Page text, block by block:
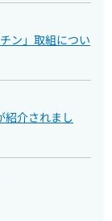
ン」取組につい
紹介されまし